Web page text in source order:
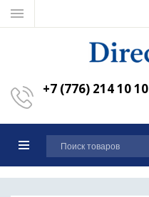
+7 (776) 214 10 10